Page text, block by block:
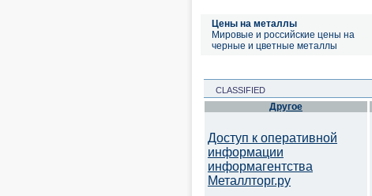
Цены на металлы
Мировые и российские цены на
черные и цветные металлы
CLASSIFIED
Другое
Доступ к оперативной
информации
информагентства
Металлторг.ру